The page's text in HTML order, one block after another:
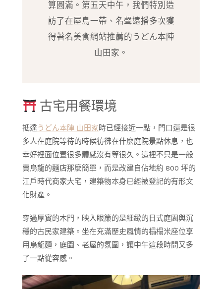
算圓滿。第五天中午，我們特別造
訪了在屋島一帶、名聲遠播多次獲
得著名美食網站推薦的うどん本陣
山田家。
古宅用餐環境
抵達うどん本陣 山田家時已經接近一點，門口還是很
多人在庭院等待的時候彷彿在什麼庭院景點休息，也
幸好裡面位置很多體感沒有等很久。這裡不只是一般
賣烏龍的麵店那麼簡單，而是改建自佔地約 800 坪的
江戶時代商家大宅，建築物本身已經被登記的有形文
化財產。
穿過厚實的木門，映入眼簾的是細緻的日式庭園與沉
穩的古民家建築。坐在充滿歷史風情的榻榻米座位享
用烏龍麵，庭園、老屋的氛圍，讓中午這段時間又多
了一點從容感。